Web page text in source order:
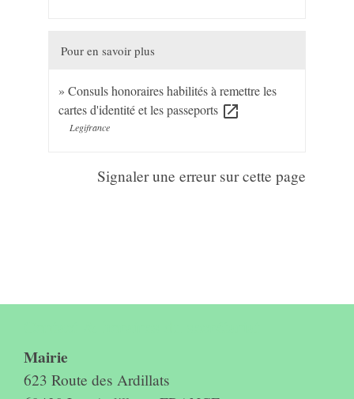
Pour en savoir plus
Consuls honoraires habilités à remettre les
cartes d'identité et les passeports open_in_new
Legifrance
Signaler une erreur sur cette page
Mairie
623 Route des Ardillats